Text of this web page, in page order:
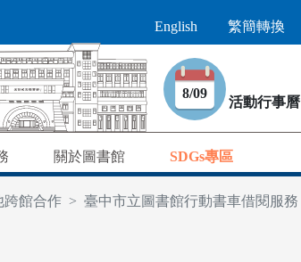
8/09
活動行事曆
English 繁簡轉換
關於圖書館 SDGs專區
跨館合作 臺中市立圖書館行動書車借閱服務